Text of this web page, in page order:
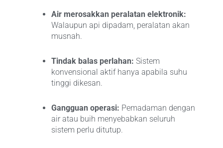
Air merosakkan peralatan elektronik:
Walaupun api dipadam, peralatan akan
musnah.
Tindak balas perlahan: Sistem
konvensional aktif hanya apabila suhu
tinggi dikesan.
Gangguan operasi: Pemadaman dengan
air atau buih menyebabkan seluruh
sistem perlu ditutup.